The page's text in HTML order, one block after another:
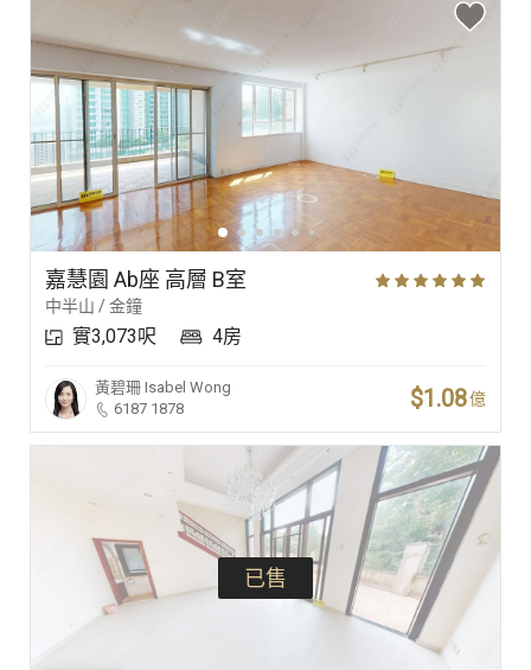
嘉慧園 Ab座 高層 B室
中半山 / 金鐘
實3,073呎 4房
黃碧珊 Isabel Wong
6187 1878
$1.08億
已售